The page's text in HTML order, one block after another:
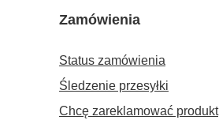
Zamówienia
Status zamówienia
Śledzenie przesyłki
Chcę zareklamować produkt